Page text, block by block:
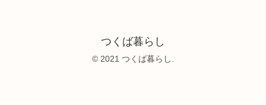
つくば暮らし
© 2021 つくば暮らし.